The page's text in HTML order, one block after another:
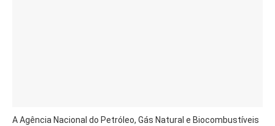
A Agência Nacional do Petróleo, Gás Natural e Biocombustíveis